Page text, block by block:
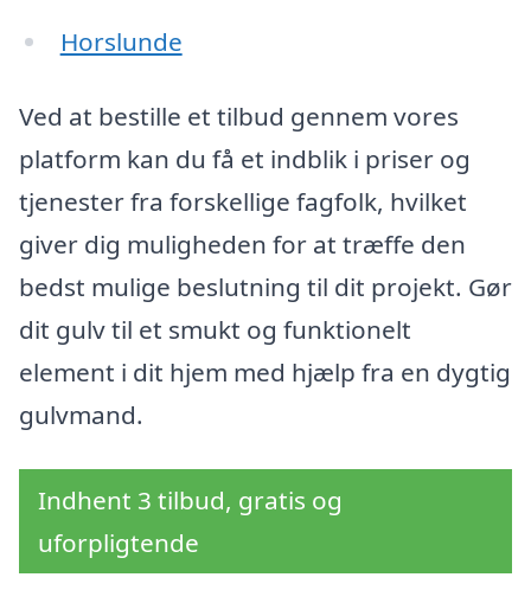
Horslunde
Ved at bestille et tilbud gennem vores
platform kan du få et indblik i priser og
tjenester fra forskellige fagfolk, hvilket
giver dig muligheden for at træffe den
bedst mulige beslutning til dit projekt. Gør
dit gulv til et smukt og funktionelt
element i dit hjem med hjælp fra en dygtig
gulvmand.
Indhent 3 tilbud, gratis og
uforpligtende